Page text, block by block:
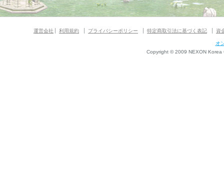
運営会社 利用規約 プライバシーポリシー 特定商取引法に基づく表記 資
オ
Copyright © 2009 NEXON Korea